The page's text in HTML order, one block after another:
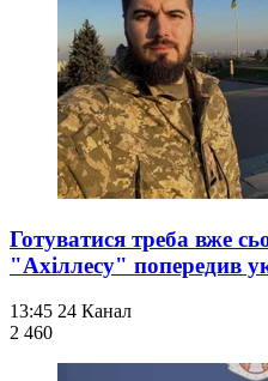
Готуватися треба вже
"Ахіллесу" попередив
13:45 24 Канал
2 460